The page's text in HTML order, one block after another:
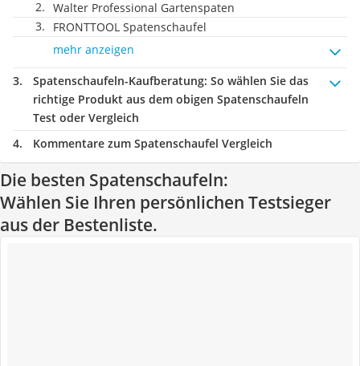
Walter Professional Gartenspaten
FRONTTOOL Spatenschaufel
mehr anzeigen
Spatenschaufeln-Kaufberatung: So wählen Sie das
richtige Produkt aus dem obigen Spatenschaufeln
Test oder Vergleich
Kommentare zum Spatenschaufel Vergleich
Die besten Spatenschaufeln:
Wählen Sie Ihren persönlichen Testsieger
aus der Bestenliste.